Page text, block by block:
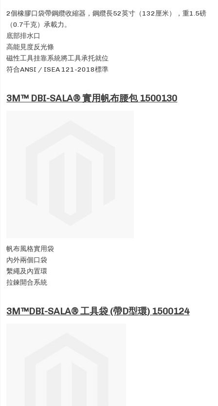
2個橡膠口袋帶鋼纜收縮器，鋼纜長52英寸（132厘米），重1.5磅
（0.7千克）承載力。
底部排水口
高能見度反光條
磁性工具挂靠系統將工具承托就位
符合ANSI / ISEA 121-2018標準
3M™ DBI-SALA® 實用帆布腰包 1500130
帆布風格實用袋
內外兩個口袋
繫繩及內置環
拉鍊開合系統
3M™DBI-SALA® 工具袋 (帶D型環) 1500124